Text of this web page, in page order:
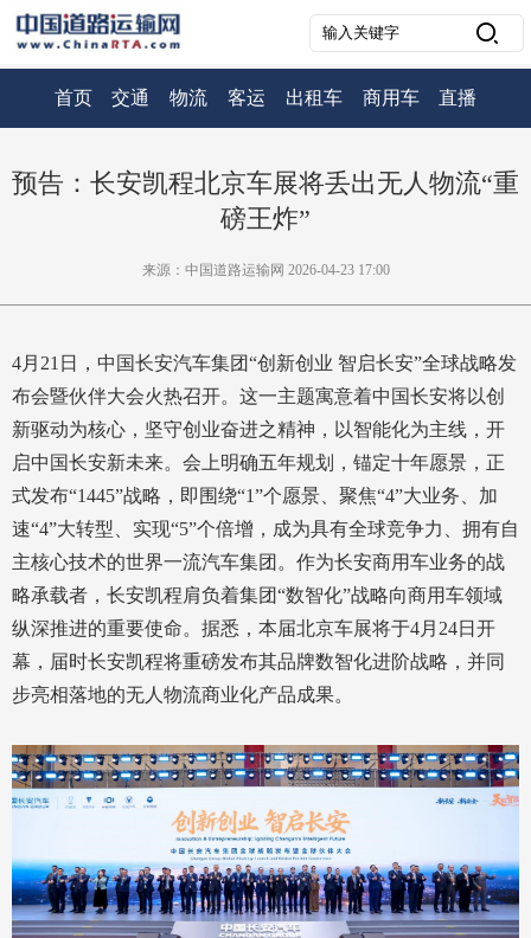
首页 交通 物流 客运 出租车 商用车 直播
预告：长安凯程北京车展将丢出无人物流“重
磅王炸”
来源：中国道路运输网 2026-04-23 17:00
4月21日，中国长安汽车集团“创新创业 智启长安”全球战略发
布会暨伙伴大会火热召开。这一主题寓意着中国长安将以创
新驱动为核心，坚守创业奋进之精神，以智能化为主线，开
启中国长安新未来。会上明确五年规划，锚定十年愿景，正
式发布“1445”战略，即围绕“1”个愿景、聚焦“4”大业务、加
速“4”大转型、实现“5”个倍增，成为具有全球竞争力、拥有自
主核心技术的世界一流汽车集团。作为长安商用车业务的战
略承载者，长安凯程肩负着集团“数智化”战略向商用车领域
纵深推进的重要使命。据悉，本届北京车展将于4月24日开
幕，届时长安凯程将重磅发布其品牌数智化进阶战略，并同
步亮相落地的无人物流商业化产品成果。